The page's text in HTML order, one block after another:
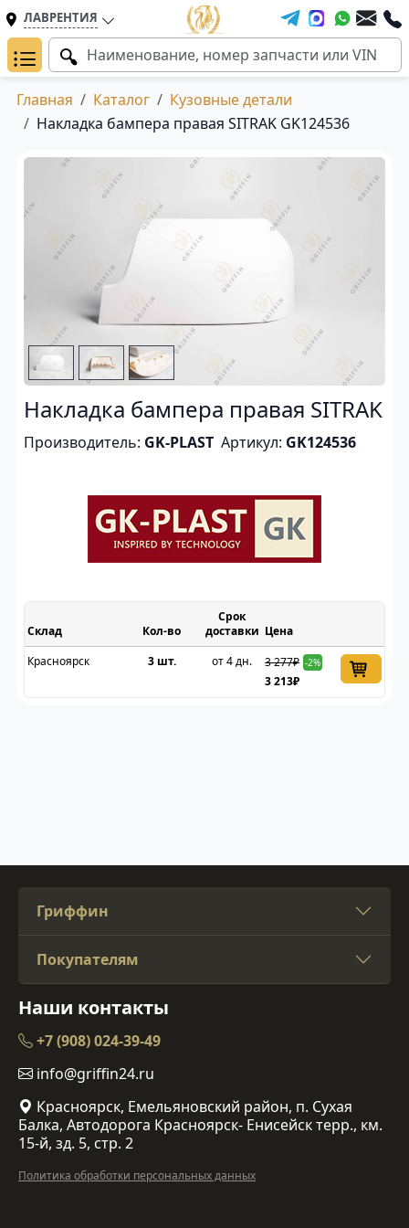
ЛАВРЕНТИЯ
Главная Каталог
Кузовные детали
Накладка бампера правая SITRAK GK124536
Накладка бампера правая SITRAK
Производитель: GK-PLAST Артикул: GK124536
Склад
Срок
доставки Цена
Красноярск
3 шт. от 4 дн. 3 277₽ -2%
3 213₽
Гриффин
Покупателям
Наши контакты
+7 (908) 024-39-49
info@griffin24.ru
Красноярск, Емельяновский район, п. Сухая
Балка, Автодорога Красноярск- Енисейск терр., км.
15-й, зд. 5, стр. 2
Политика обработки персональных данных